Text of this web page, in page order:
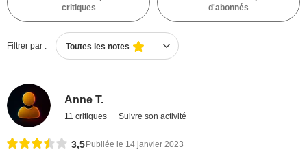
critiques
d'abonnés
Filtrer par : Toutes les notes
Anne T.
11 critiques Suivre son activité
3,5 Publiée le 14 janvier 2023